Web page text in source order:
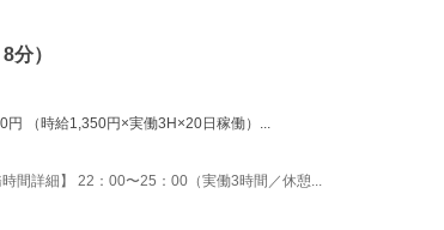
分）
円 （時給1,350円×実働3H×20日稼働）...
間詳細】 22：00〜25：00（実働3時間／休憩...